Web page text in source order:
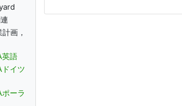
画，
英語
イツ
ーラ